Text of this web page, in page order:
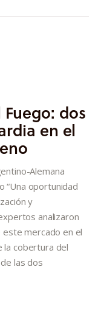
dos
en el
Alemana
“Una oportunidad
y
analizaron
mercado en el
la cobertura del
las dos